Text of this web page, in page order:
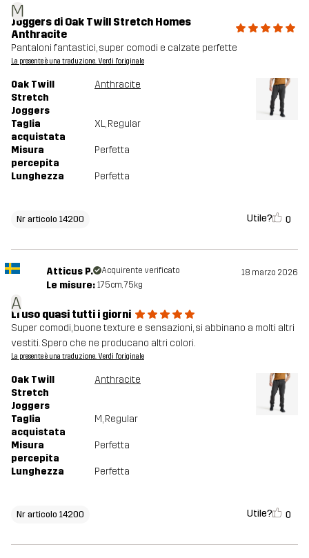
M
Joggers di Oak Twill Stretch Homes
Anthracite
Pantaloni fantastici, super comodi e calzate perfette
La presente è una traduzione. Verdi l'originale
Oak Twill
Stretch
Joggers
Anthracite
Taglia
acquistata
XL, Regular
Misura
percepita
Perfetta
Lunghezza Perfetta
Nr articolo 14200 Utile? 0
A
Atticus P. Acquirente verificato 18 marzo 2026
Le misure: 175cm, 75kg
Li uso quasi tutti i giorni
Super comodi, buone texture e sensazioni, si abbinano a molti altri
vestiti. Spero che ne producano altri colori.
La presente è una traduzione. Verdi l'originale
Oak Twill
Stretch
Joggers
Anthracite
Taglia
acquistata
M, Regular
Misura
percepita
Perfetta
Lunghezza Perfetta
Nr articolo 14200 Utile? 0